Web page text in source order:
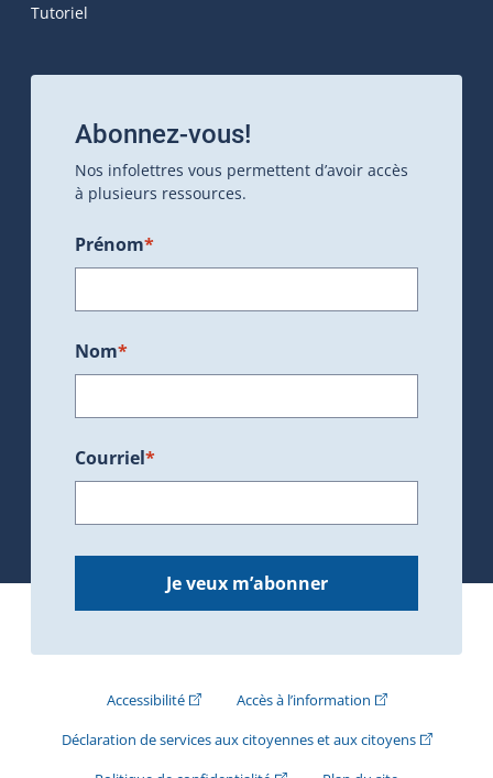
Tutoriel
Abonnez-vous!
Nos infolettres vous permettent d’avoir accès
à plusieurs ressources.
Prénom*
Nom*
Courriel*
Je veux m’abonner
Accessibilité(Cet hyperlien externe s'ouvrira dans une
Accès à l’information(Cet hyperlien
Déclaration de services aux citoyennes et aux citoyens(Cet